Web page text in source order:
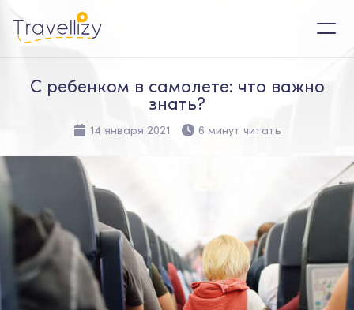
С ребенком в самолете: что важно
знать?
14 января 2021 6 минут читать